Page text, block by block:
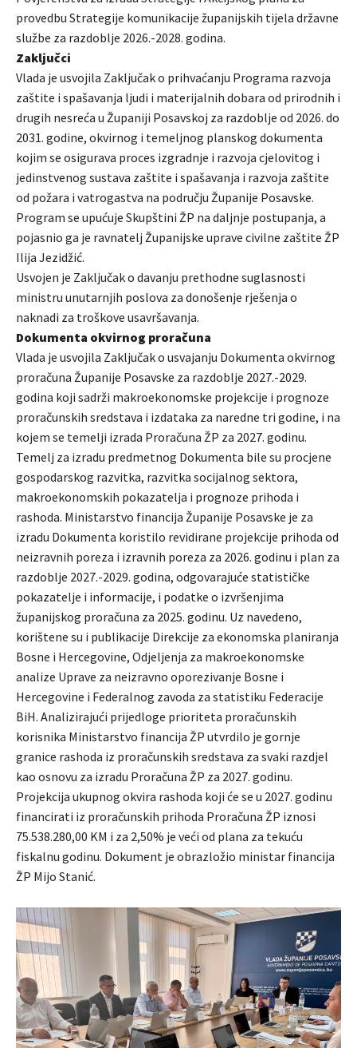
provedbu Strategije komunikacije županijskih tijela državne
službe za razdoblje 2026.-2028. godina.
Zaključci
Vlada je usvojila Zaključak o prihvaćanju Programa razvoja
zaštite i spašavanja ljudi i materijalnih dobara od prirodnih i
drugih nesreća u Županiji Posavskoj za razdoblje od 2026. do
2031. godine, okvirnog i temeljnog planskog dokumenta
kojim se osigurava proces izgradnje i razvoja cjelovitog i
jedinstvenog sustava zaštite i spašavanja i razvoja zaštite
od požara i vatrogastva na području Županije Posavske.
Program se upućuje Skupštini ŽP na daljnje postupanja, a
pojasnio ga je ravnatelj Županijske uprave civilne zaštite ŽP
Ilija Jezidžić.
Usvojen je Zaključak o davanju prethodne suglasnosti
ministru unutarnjih poslova za donošenje rješenja o
naknadi za troškove usavršavanja.
Dokumenta okvirnog proračuna
Vlada je usvojila Zaključak o usvajanju Dokumenta okvirnog
proračuna Županije Posavske za razdoblje 2027.-2029.
godina koji sadrži makroekonomske projekcije i prognoze
proračunskih sredstava i izdataka za naredne tri godine, i na
kojem se temelji izrada Proračuna ŽP za 2027. godinu.
Temelj za izradu predmetnog Dokumenta bile su procjene
gospodarskog razvitka, razvitka socijalnog sektora,
makroekonomskih pokazatelja i prognoze prihoda i
rashoda. Ministarstvo financija Županije Posavske je za
izradu Dokumenta koristilo revidirane projekcije prihoda od
neizravnih poreza i izravnih poreza za 2026. godinu i plan za
razdoblje 2027.-2029. godina, odgovarajuće statističke
pokazatelje i informacije, i podatke o izvršenjima
županijskog proračuna za 2025. godinu. Uz navedeno,
korištene su i publikacije Direkcije za ekonomska planiranja
Bosne i Hercegovine, Odjeljenja za makroekonomske
analize Uprave za neizravno oporezivanje Bosne i
Hercegovine i Federalnog zavoda za statistiku Federacije
BiH. Analizirajući prijedloge prioriteta proračunskih
korisnika Ministarstvo financija ŽP utvrdilo je gornje
granice rashoda iz proračunskih sredstava za svaki razdjel
kao osnovu za izradu Proračuna ŽP za 2027. godinu.
Projekcija ukupnog okvira rashoda koji će se u 2027. godinu
financirati iz proračunskih prihoda Proračuna ŽP iznosi
75.538.280,00 KM i za 2,50% je veći od plana za tekuću
fiskalnu godinu. Dokument je obrazložio ministar financija
ŽP Mijo Stanić.